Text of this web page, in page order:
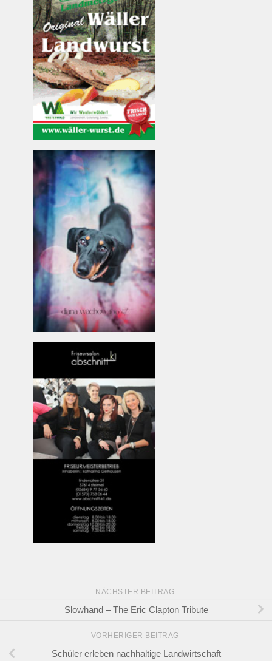
NÄCHSTER BEITRAG
Slowhand – The Eric Clapton Tribute
VORHERIGER BEITRAG
Schüler erleben nachhaltige Landwirtschaft